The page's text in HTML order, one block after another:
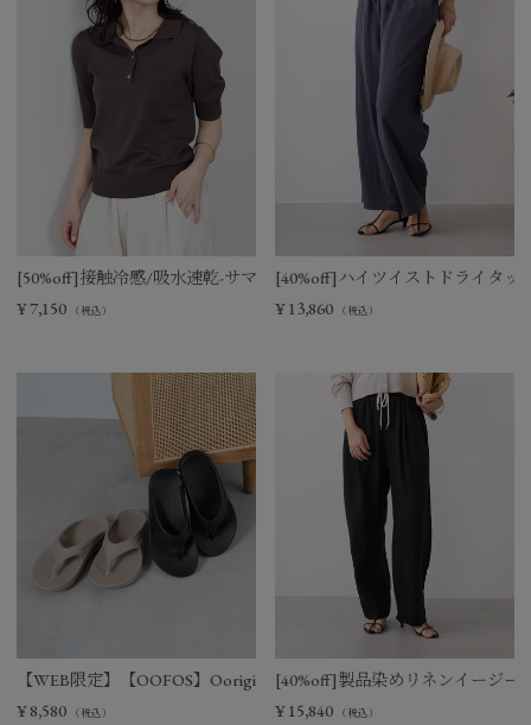
[50%off]接触冷感/吸水速乾-サマーポロニット
¥ 7,150 （税込）
[40%off]ハイツイストドライタッ
¥ 13,860 （税込）
【WEB限定】【OOFOS】Ooriginal リカバリーサンダル
¥ 8,580 （税込）
[40%off]製品染めリネンイージー
¥ 15,840 （税込）